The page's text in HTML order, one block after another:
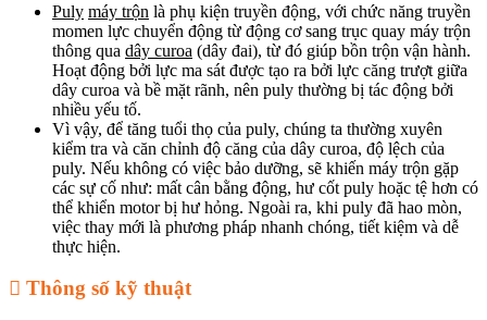
Puly máy trộn là phụ kiện truyền động, với chức năng truyền
momen lực chuyển động từ động cơ sang trục quay máy trộn
thông qua dây curoa (dây đai), từ đó giúp bồn trộn vận hành.
Hoạt động bởi lực ma sát được tạo ra bởi lực căng trượt giữa
dây curoa và bề mặt rãnh, nên puly thường bị tác động bởi
nhiều yếu tố.
Vì vậy, để tăng tuổi thọ của puly, chúng ta thường xuyên
kiểm tra và căn chỉnh độ căng của dây curoa, độ lệch của
puly. Nếu không có việc bảo dưỡng, sẽ khiến máy trộn gặp
các sự cố như: mất cân bằng động, hư cốt puly hoặc tệ hơn có
thể khiển motor bị hư hỏng. Ngoài ra, khi puly đã hao mòn,
việc thay mới là phương pháp nhanh chóng, tiết kiệm và dễ
thực hiện.
Thông số kỹ thuật